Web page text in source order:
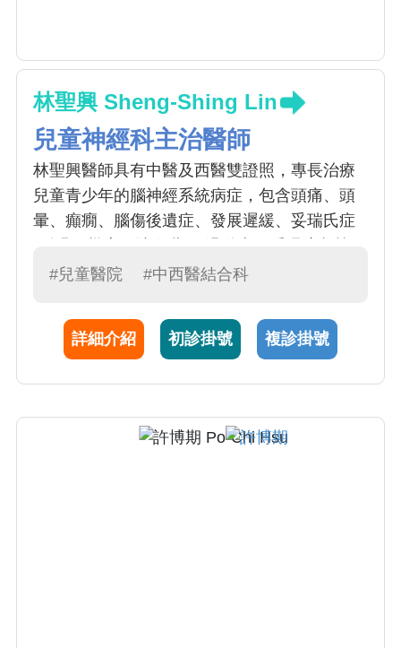
林聖興 Sheng-Shing Lin
兒童神經科主治醫師
林聖興醫師具有中醫及西醫雙證照，專長治療
兒童青少年的腦神經系統病症，包含頭痛、頭
暈、癲癇、腦傷後遺症、發展遲緩、妥瑞氏症
在現代醫學西藥治療之外，若病情需要，可搭
諮詢，增進身心靈整體健康。
#兒童醫院 #中西醫結合科
詳細介紹 初診掛號 複診掛號